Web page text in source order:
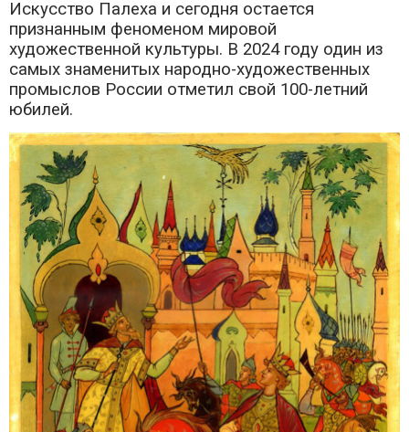
Искусство Палеха и сегодня остается
признанным феноменом мировой
художественной культуры. В 2024 году один из
самых знаменитых народно-художественных
промыслов России отметил свой 100-летний
юбилей.